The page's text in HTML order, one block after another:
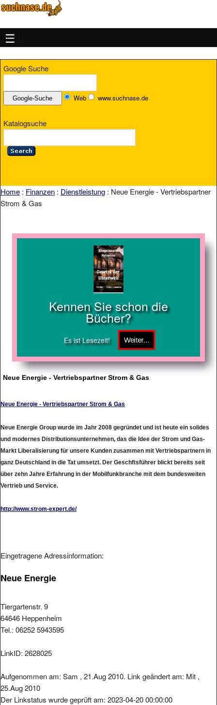
MENU
Google Suche
Web www.suchnase.de
Katalogsuche
Home : Finanzen : Dienstleistung : Neue Energie - Vertriebspartner
Strom & Gas
Kennen Sie schon die
Bücher?
Es ist Lesezeit!
Neue Energie - Vertriebspartner Strom & Gas
Neue Energie - Vertriebspartner Strom & Gas
Neue Energie Group wurde im Jahr 2008 gegründet und ist heute ein solides
und modernes Distributionsunternehmen, das die Idee der Strom und Gas-
Markt Liberalisierung für unsere Kunden zusammen mit Vertriebspartnern in
ganz Deutschland in die Tat umsetzt. Der Geschftsführer blickt bereits seit
über zehn Jahre Erfahrung in der Mobilfunkbranche mit dem bundesweiten
Vertrieb und Service.
http://www.strom-expert.de/
Eingetragene Adressinformation:
Neue Energie
Tiergartenstr. 9
64646 Heppenheim
Tel.: 06252 5943595
LinkID: 2628025
Aufgenommen am: Sam , 21.Aug 2010. Link geändert am: Mit ,
25.Aug 2010
Der Linkstatus wurde geprüft am: 2023-04-20 00:00:00